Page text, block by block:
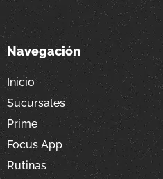
Navegación
Inicio
Sucursales
Prime
Focus App
Rutinas